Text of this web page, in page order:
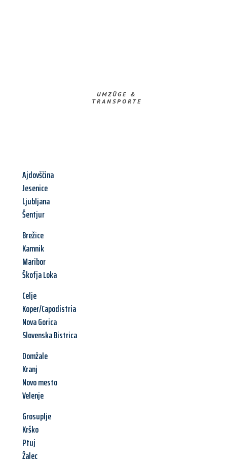
UMZÜGE &
TRANSPORTE
Ajdovščina
Jesenice
Ljubljana
Šentjur
Brežice
Kamnik
Maribor
Škofja Loka
Celje
Koper/Capodistria
Nova Gorica
Slovenska Bistrica
Domžale
Kranj
Novo mesto
Velenje
Grosuplje
Krško
Ptuj
Žalec